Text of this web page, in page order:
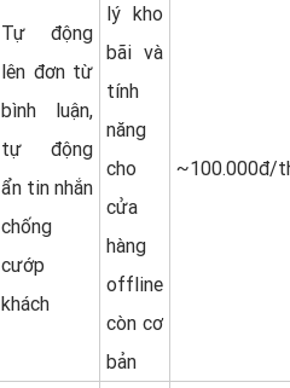
Tự động
lên đơn từ
bình luận,
tự động
ẩn tin nhắn
chống
cướp
khách
lý kho
bãi và
tính
năng
cho
cửa
hàng
offline
còn cơ
bản
~100.000đ/